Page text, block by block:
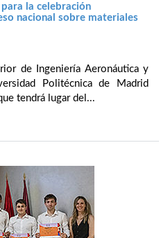
para la celebración
nacional sobre materiales
de Ingeniería Aeronáutica y
Politécnica de Madrid
tendrá lugar del...